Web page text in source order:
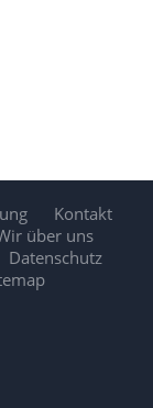
Kontakt
über uns
Datenschutz